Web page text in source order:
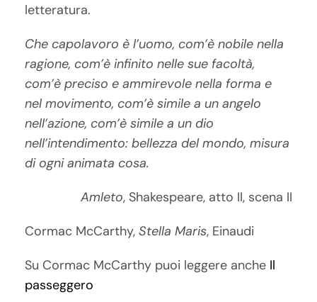
letteratura.
Che capolavoro è l’uomo, com’è nobile nella
ragione, com’è infinito nelle sue facoltà,
com’è preciso e ammirevole nella forma e
nel movimento, com’è simile a un angelo
nell’azione, com’è simile a un dio
nell’intendimento: bellezza del mondo, misura
di ogni animata cosa.
Amleto, Shakespeare, atto II, scena II
Cormac McCarthy,Stella Maris, Einaudi
Su Cormac McCarthy puoi leggere anche Il
passeggero